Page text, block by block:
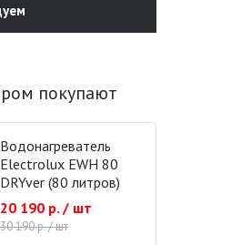
покупают
Водонагреватель
Electrolux EWH 80
DRYver (80 литров)
20 190 р. / шт
30 190 р. / шт